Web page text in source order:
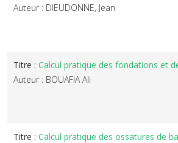
Auteur : DIEUDONNE, Jean
Titre : Calcul pratique des fondations et
Auteur : BOUAFIA Ali
Titre : Calcul pratique des ossatures de